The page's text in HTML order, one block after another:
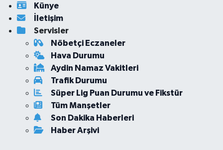
Künye
İletişim
Servisler
Nöbetçi Eczaneler
Hava Durumu
Aydin Namaz Vakitleri
Trafik Durumu
Süper Lig Puan Durumu ve Fikstür
Tüm Manşetler
Son Dakika Haberleri
Haber Arşivi